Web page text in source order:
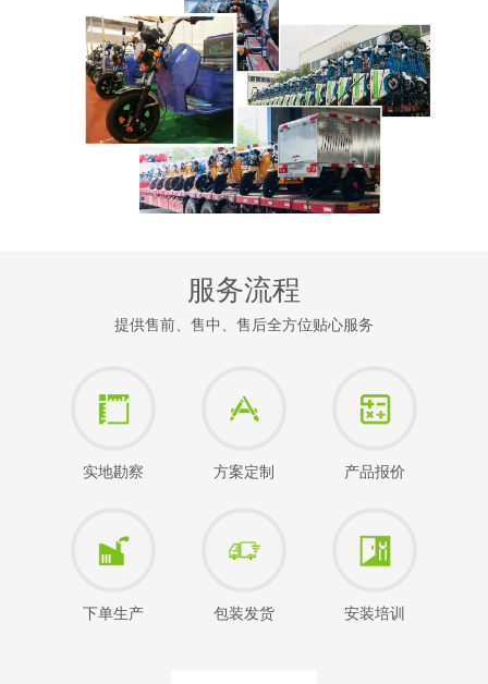
服务流程
提供售前、售中、售后全方位贴心服务
实地勘察 方案定制 产品报价
下单生产 包装发货 安装培训